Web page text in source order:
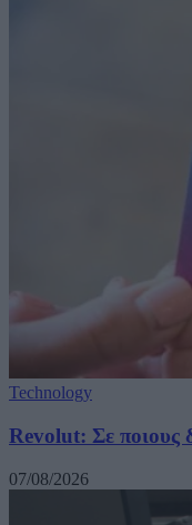
Technology
Revolut: Σε ποιους
07/08/2026